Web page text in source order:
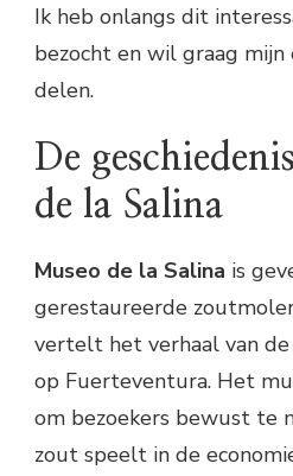
Ik heb onlangs dit
bezocht en wil graag
delen.
De
de la Salina
Museo de la Salina is
gerestaureerde
vertelt het verhaal van
op Fuerteventura. Het
om bezoekers bewust te
zout speelt in de